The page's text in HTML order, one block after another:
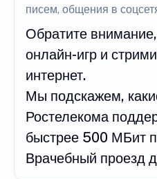
писем, общения в
Обратите
онлайн-игр и
интернет.
Мы подскажем,
Ростелекома
быстрее 500 МБит
Врачебный проезд